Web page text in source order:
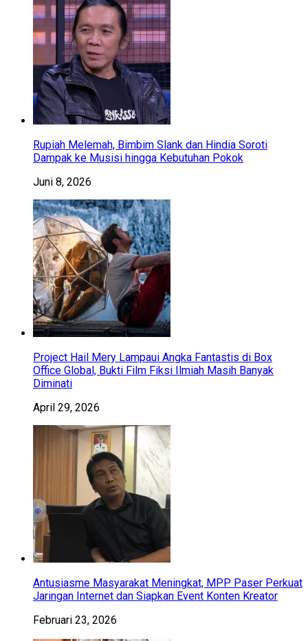
Rupiah Melemah, Bimbim Slank dan Hindia Soroti
Dampak ke Musisi hingga Kebutuhan Pokok
Juni 8, 2026
Project Hail Mery Lampaui Angka Fantastis di Box
Office Global, Bukti Film Fiksi Ilmiah Masih Banyak
Diminati
April 29, 2026
Antusiasme Masyarakat Meningkat, MPP Paser Perkuat
Jaringan Internet dan Siapkan Event Konten Kreator
Februari 23, 2026